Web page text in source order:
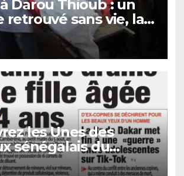
Darou Thioub : un
retrouvé sans vie, la
de traces de sang
les premières
les Unes des
sénégalais du
07 août 2026